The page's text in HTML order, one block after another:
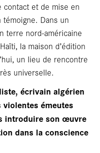
contact et de mise en
témoigne. Dans un
terre nord‑américaine
la maison d’édition
un lieu de rencontre
universelle.
écrivain algérien
émeutes
introduire son œuvre
dans la conscience